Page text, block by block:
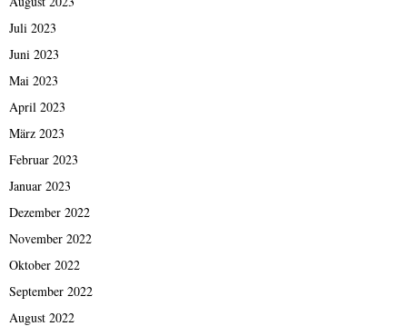
Juli 2023
Juni 2023
Mai 2023
April 2023
März 2023
Februar 2023
Januar 2023
Dezember 2022
November 2022
Oktober 2022
September 2022
August 2022